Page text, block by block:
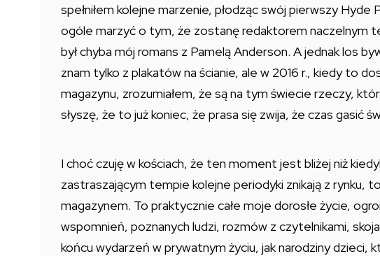
spełniłem kolejne marzenie, płodząc swój pierwszy Hyde
ogóle marzyć o tym, że zostanę redaktorem naczelnym
był chyba mój romans z Pamelą Anderson. A jednak los
znam tylko z plakatów na ścianie, ale w 2016 r., kiedy to
magazynu, zrozumiałem, że są na tym świecie rzeczy,
słyszę, że to już koniec, że prasa się zwija, że czas gasić
I choć czuję w kościach, że ten moment jest bliżej niż
zastraszającym tempie kolejne periodyki znikają z rynku,
magazynem. To praktycznie całe moje dorosłe życie,
wspomnień, poznanych ludzi, rozmów z czytelnikami,
końcu wydarzeń w prywatnym życiu, jak narodziny dzieci,